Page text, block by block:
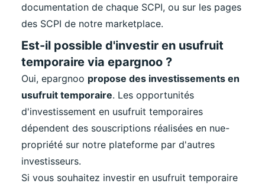
documentation de chaque SCPI, ou sur les pages
des SCPI de notre marketplace.
Est-il possible d'investir en usufruit
temporaire via epargnoo ?
Oui, epargnoo propose des investissements en
usufruit temporaire. Les opportunités
d'investissement en usufruit temporaires
dépendent des souscriptions réalisées en nue-
propriété sur notre plateforme par d'autres
investisseurs.
Si vous souhaitez investir en usufruit temporaire